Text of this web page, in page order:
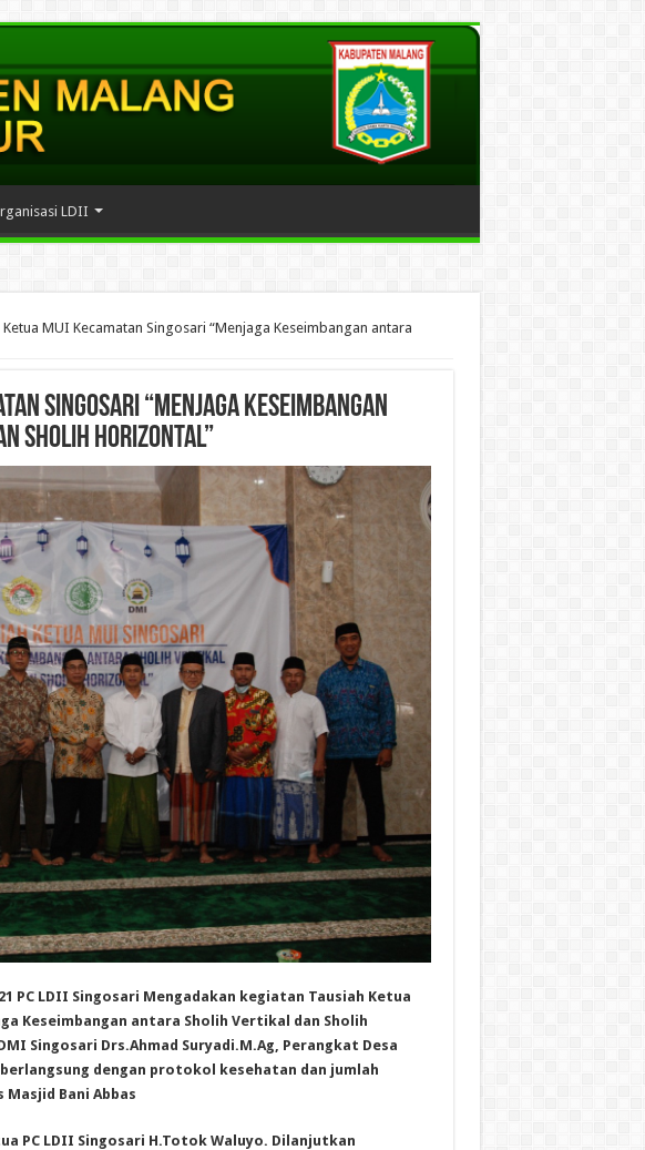
LDII
Ketua MUI Kecamatan Singosari “Menjaga Keseimbangan antara
Singosari “Menjaga Keseimbangan
Sholih Horizontal”
PC LDII Singosari Mengadakan kegiatan Tausiah Ketua
Keseimbangan antara Sholih Vertikal dan Sholih
Singosari Drs.Ahmad Suryadi.M.Ag, Perangkat Desa
dengan protokol kesehatan dan jumlah
Bani Abbas
PC LDII Singosari H.Totok Waluyo. Dilanjutkan